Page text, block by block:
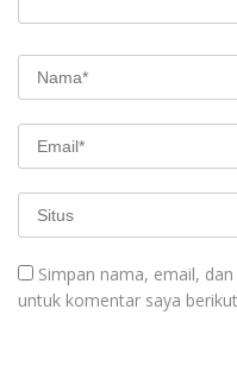
Simpan nama, email,
untuk komentar saya